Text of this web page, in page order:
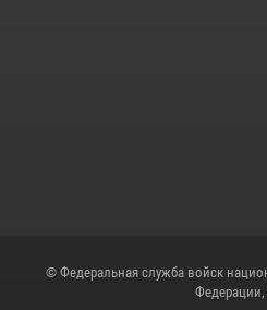
© Федеральная служба войск
Федерации,